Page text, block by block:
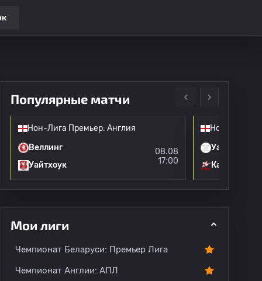
Переходы Все игроки
Популярные матчи
Нон-Лига Премьер: Англия
Веллинг
Уайтхоук
08.08
17:00
Нон-Лига
Уайтлииф
Каршалтон
Мои лиги
Чемпионат Беларуси: Премьер Лига
Чемпионат Англии: АПЛ